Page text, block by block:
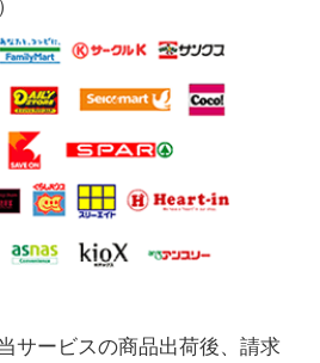
サービスの商品出荷後、請求